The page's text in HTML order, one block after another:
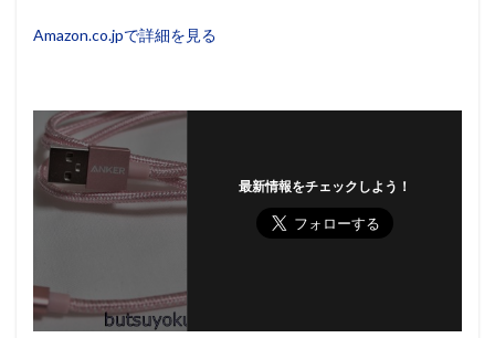
Amazon.co.jpで詳細を見る
最新情報をチェックしよう！